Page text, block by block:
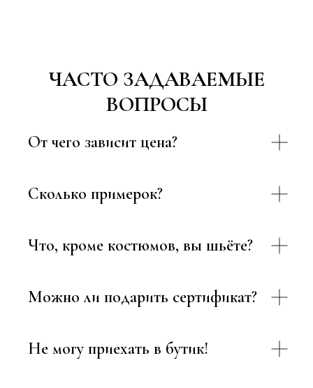
ЧАСТО ЗАДАВАЕМЫЕ
ВОПРОСЫ
От чего зависит цена?
Сколько примерок?
Что, кроме костюмов, вы шьёте?
Можно ли подарить сертификат?
Не могу приехать в бутик!